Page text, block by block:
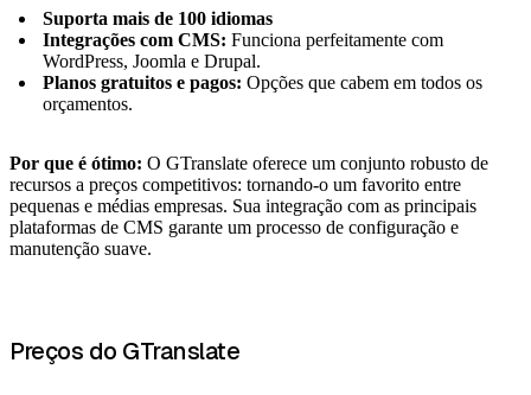
Suporta mais de 100 idiomas
Integrações com CMS: Funciona perfeitamente com
WordPress, Joomla e Drupal.
Planos gratuitos e pagos: Opções que cabem em todos os
orçamentos.
Por que é ótimo: O GTranslate oferece um conjunto robusto de
recursos a preços competitivos: tornando-o um favorito entre
pequenas e médias empresas. Sua integração com as principais
plataformas de CMS garante um processo de configuração e
manutenção suave.
Preços do GTranslate